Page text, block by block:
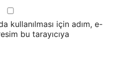
kullanılması için adım, e-
bu tarayıcıya